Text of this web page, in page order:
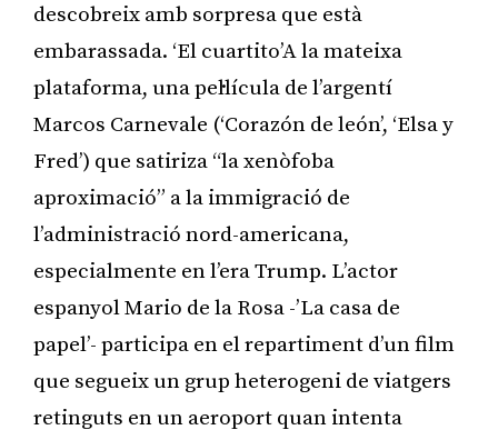
descobreix amb sorpresa que està
embarassada. ‘El cuartito’A la mateixa
plataforma, una pel·lícula de l’argentí
Marcos Carnevale (‘Corazón de león’, ‘Elsa y
Fred’) que satiriza “la xenòfoba
aproximació” a la immigració de
l’administració nord-americana,
especialmente en l’era Trump. L’actor
espanyol Mario de la Rosa -’La casa de
papel’- participa en el repartiment d’un film
que segueix un grup heterogeni de viatgers
retinguts en un aeroport quan intenta